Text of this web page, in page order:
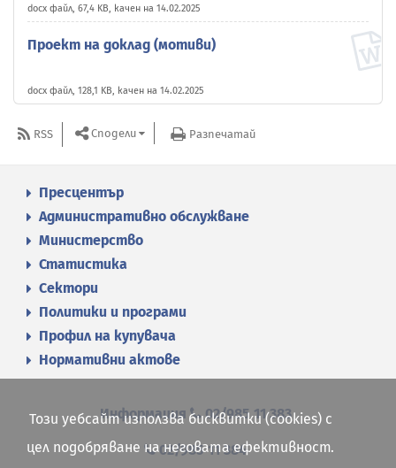
docx файл, 67,4 KB, качен на 14.02.2025
Проект на доклад (мотиви)
docx файл, 128,1 KB, качен на 14.02.2025
RSS Сподели Разпечатай
Пресцентър
Административно обслужване
Министерство
Статистика
Сектори
Политики и програми
Профил на купувача
Нормативни актове
Информация 02/985 11 383
02/985 11 384
Този уебсайт използва бисквитки (cookies) с
цел подобряване на неговата ефективност.